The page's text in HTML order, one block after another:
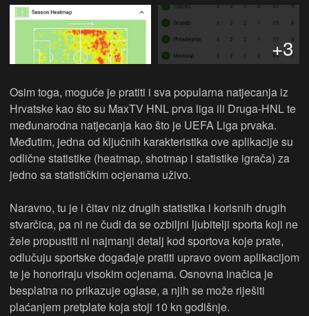
+3
Osim toga, moguće je pratiti i sva popularna natjecanja iz
Hrvatske kao što su MaxTV HNL prva liga ili Druga-HNL te
međunarodna natjecanja kao što je UEFA Liga prvaka.
Međutim, jedna od ključnih karakteristika ove aplikacije su
odlične statistike (heatmap, shotmap i statistike igrača) za
jedno sa statističkim ocjenama uživo.
Naravno, tu je i čitav niz drugih statistika i korisnih drugih
stvarčica, pa ni ne čudi da se ozbiljni ljubitelji sporta koji ne
žele propustiti ni najmanji detalj kod sportova koje prate,
odlučuju sportske događaje pratiti upravo ovom aplikacijom
te je honoriraju visokim ocjenama. Osnovna inačica je
besplatna no prikazuje oglase, a njih se može riješiti
plaćanjem pretplate koja stoji 10 kn godišnje.